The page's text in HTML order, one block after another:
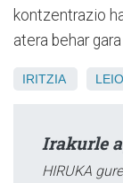
kontzentrazio
atera behar
IRITZIA
Irakurle
HIRUKA